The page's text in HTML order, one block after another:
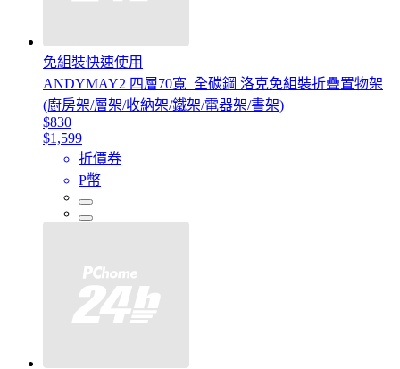
免組裝快速使用
ANDYMAY2 四層70寬_全碳鋼 洛克免組裝折疊置物架
(廚房架/層架/收納架/鐵架/電器架/書架)
$830
$1,599
折價券
P幣